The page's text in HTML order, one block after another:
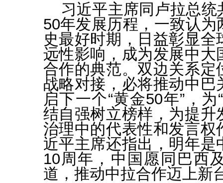
习近平主席同卢拉总
50年发展历程，一致认
史最好时期，日益彰显
远性影响，成为发展中大
合作的典范。双边关系定
战略对接，必将推动中巴
启下一个“黄金50年”，
结自强树立榜样，为提升
治理中的代表性和发言权
近平主席还指出，明年是
10周年，中国愿同巴西
道，推动中拉合作迈上新